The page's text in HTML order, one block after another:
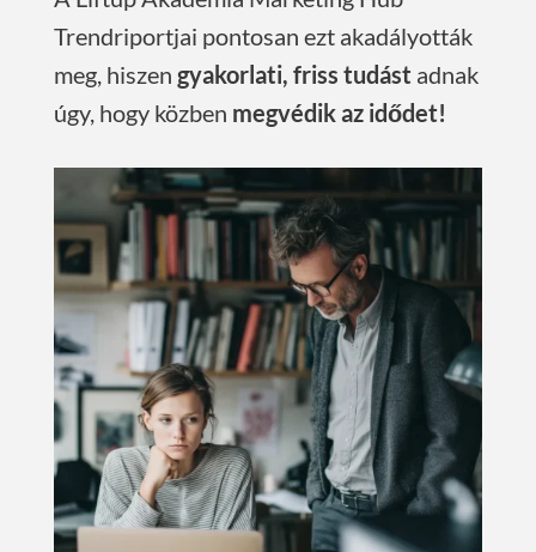
Trendriportjai pontosan ezt akadályották
meg, hiszen gyakorlati, friss tudást adnak
úgy, hogy közben megvédik az idődet!